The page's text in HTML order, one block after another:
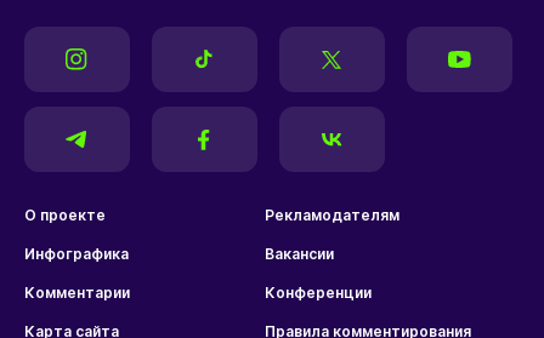
О проекте Рекламодателям
Инфографика Вакансии
Комментарии Конференции
Карта сайта Правила комментирования